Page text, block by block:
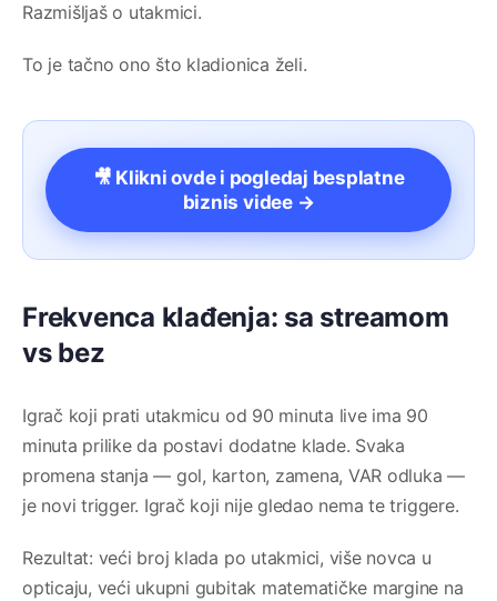
Razmišljaš o utakmici.
To je tačno ono što kladionica želi.
🎥 Klikni ovde i pogledaj besplatne
biznis videe →
Frekvenca klađenja: sa streamom
vs bez
Igrač koji prati utakmicu od 90 minuta live ima 90
minuta prilike da postavi dodatne klade. Svaka
promena stanja — gol, karton, zamena, VAR odluka —
je novi trigger. Igrač koji nije gledao nema te triggere.
Rezultat: veći broj klada po utakmici, više novca u
opticaju, veći ukupni gubitak matematičke margine na